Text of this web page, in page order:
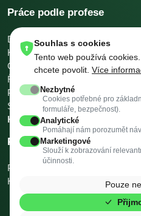
Práce podle profese
Dělníci v oblasti výstavby a
KuchařiSkladníci, obsluha
Číšníci a servírky
Ostatní uklízeči
Řidiči nákladních automobilů,
Pomocníci v kuchyni
Svářeči
Všechny profese →
Kalkulačky →
Práce podle města
Praha
Kopřivnice
Rožnov pod
Souhlas s cookies
Tento web používá
chcete povolit. Více
Nezbytné
Cookies potřebné pro
formuláře, bezpečnost).
Analytické
Pomáhají nám porozumět
Marketingové
Slouží k zobrazování
účinnosti.
Pouze